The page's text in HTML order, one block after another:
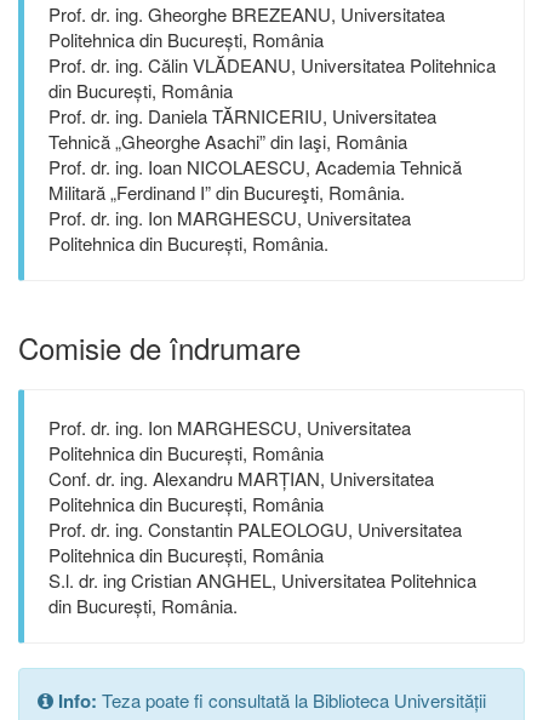
Prof. dr. ing. Gheorghe BREZEANU, Universitatea
Politehnica din București, România
Prof. dr. ing. Călin VLĂDEANU, Universitatea Politehnica
din București, România
Prof. dr. ing. Daniela TĂRNICERIU, Universitatea
Tehnică „Gheorghe Asachi” din Iaşi, România
Prof. dr. ing. Ioan NICOLAESCU, Academia Tehnică
Militară „Ferdinand I” din Bucureşti, România.
Prof. dr. ing. Ion MARGHESCU, Universitatea
Politehnica din București, România.
Comisie de îndrumare
Prof. dr. ing. Ion MARGHESCU, Universitatea
Politehnica din București, România
Conf. dr. ing. Alexandru MARȚIAN, Universitatea
Politehnica din București, România
Prof. dr. ing. Constantin PALEOLOGU, Universitatea
Politehnica din București, România
S.l. dr. ing Cristian ANGHEL, Universitatea Politehnica
din București, România.
Info: Teza poate fi consultată la Biblioteca Universității